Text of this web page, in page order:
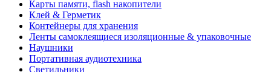
Карты памяти, flash накопители
Клей & Герметик
Контейнеры для хранения
Ленты самоклеящиеся изоляционные & упаковочные
Наушники
Портативная аудиотехника
Светильники